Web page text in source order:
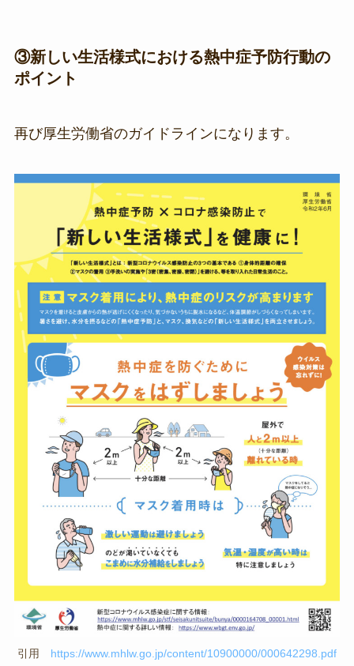
③新しい生活様式における熱中症予防行動の
ポイント
再び厚生労働省のガイドラインになります。
引用 https://www.mhlw.go.jp/content/10900000/000642298.pdf